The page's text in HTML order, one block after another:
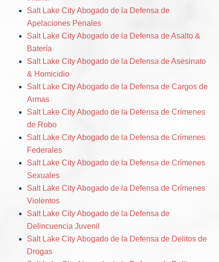
Salt Lake City Abogado de la Defensa de
Apelaciones Penales
Salt Lake City Abogado de la Defensa de Asalto &
Batería
Salt Lake City Abogado de la Defensa de Asesinato
& Homicidio
Salt Lake City Abogado de la Defensa de Cargos de
Armas
Salt Lake City Abogado de la Defensa de Crímenes
de Robo
Salt Lake City Abogado de la Defensa de Crímenes
Federales
Salt Lake City Abogado de la Defensa de Crímenes
Sexuales
Salt Lake City Abogado de la Defensa de Crímenes
Violentos
Salt Lake City Abogado de la Defensa de
Delincuencia Juvenil
Salt Lake City Abogado de la Defensa de Delitos de
Drogas